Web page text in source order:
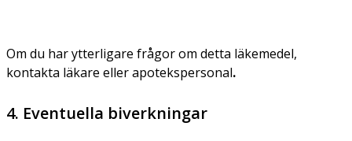
Om du har ytterligare frågor om detta läkemedel,
kontakta läkare eller apotekspersonal.
4. Eventuella biverkningar